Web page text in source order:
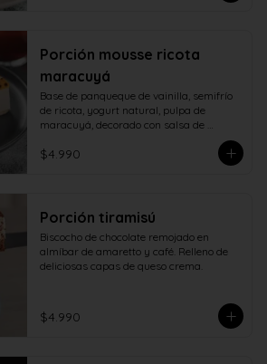
Porción mousse ricota
maracuyá
Base de panqueque de vainilla, semifrío
de ricota, yogurt natural, pulpa de
maracuyá, decorado con salsa de
$4.990
Porción tiramisú
Biscocho de chocolate remojado en
almíbar de amaretto y café. Relleno de
deliciosas capas de queso crema.
$4.990